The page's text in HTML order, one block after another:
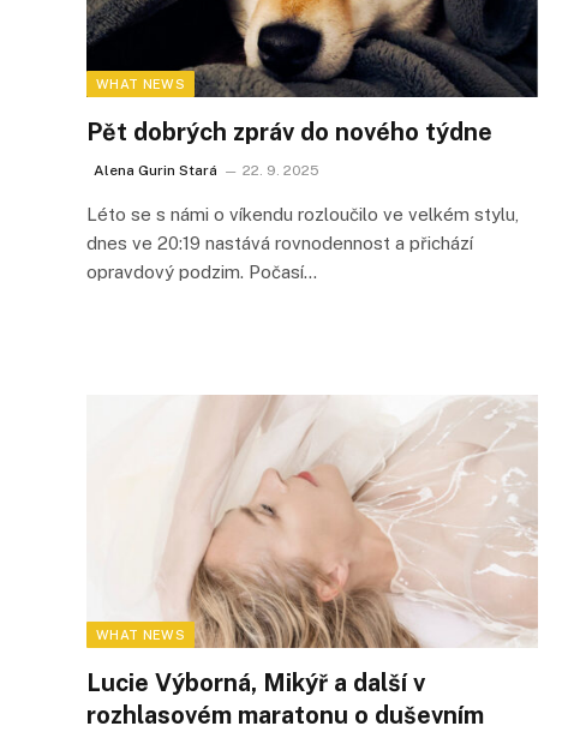
WHAT NEWS
Pět dobrých zpráv do nového týdne
Alena Gurin Stará 22. 9. 2025
Léto se s námi o víkendu rozloučilo ve velkém stylu,
dnes ve 20:19 nastává rovnodennost a přichází
opravdový podzim. Počasí…
WHAT NEWS
Lucie Výborná, Mikýř a další v
rozhlasovém maratonu o duševním